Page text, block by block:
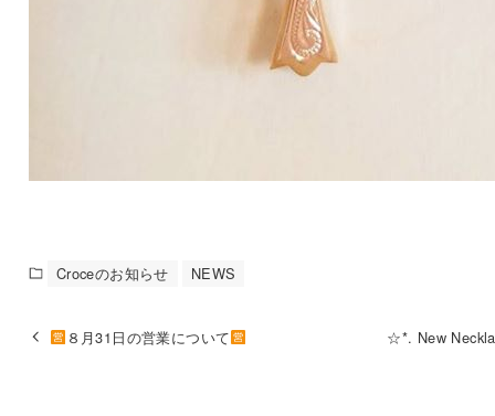
Croceのお知らせ NEWS
８月31日の営業について ☆*. New